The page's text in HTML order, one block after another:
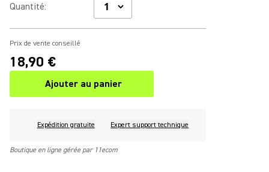
Quantité:
Prix de vente conseillé
18,90 €
Ajouter au panier
Expédition gratuite Expert support technique
Boutique en ligne gérée par 11ecom